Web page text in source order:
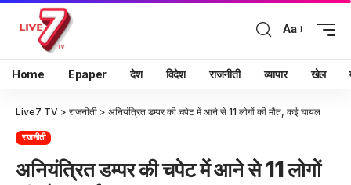
Aa
Home Epaper देश विदेश राजनीती व्यापार खेल
Live7 TV > राजनीती > अनियंत्रित डम्पर की चपेट में आने से 11 लोगों की मौत, कई घायल
राजनीती
अनियंत्रित डम्पर की चपेट में आने से 11 लोगों